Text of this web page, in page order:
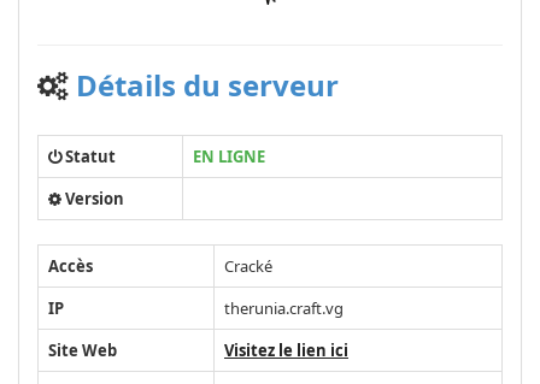
Détails du serveur
Statut
EN LIGNE
Version
Accès
Cracké
IP
therunia.craft.vg
Site Web
Visitez le lien ici